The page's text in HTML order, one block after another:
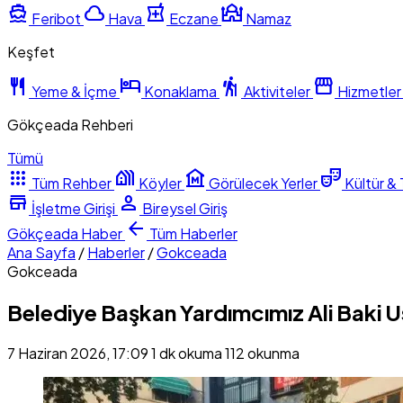
directions_boat Feribot cloud Hava local_pharmacy EczanemosqueNamaz
Keşfet
restaurant Yeme & İçme hotel Konaklama hiking Aktiviteler storefront Hizmetler
Gökçeada Rehberi
Tümü
apps Tüm Rehber holiday_village Köyler museum Görülecek Yerlertheater_comedy Kültür &
store İşletme Girişi person Bireysel Giriş
Gökçeada Haber arrow_back Tüm Haberler
Ana Sayfa /Haberler/Gokceada
Gokceada
Belediye Başkan Yardımcımız Ali
7 Haziran 2026, 17:091 dk okuma112 okunma